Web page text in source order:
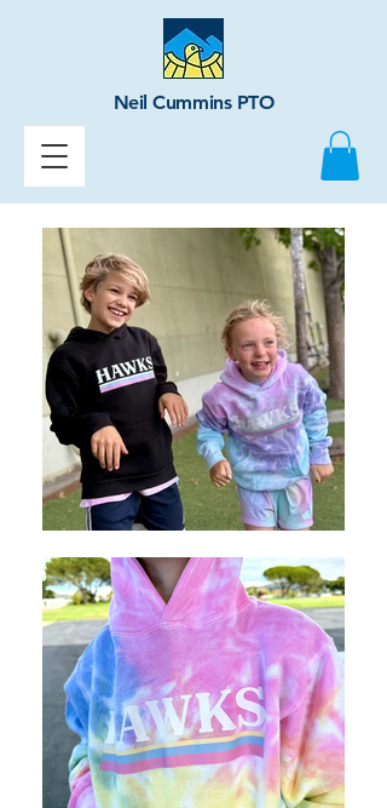
Neil Cummins PTO